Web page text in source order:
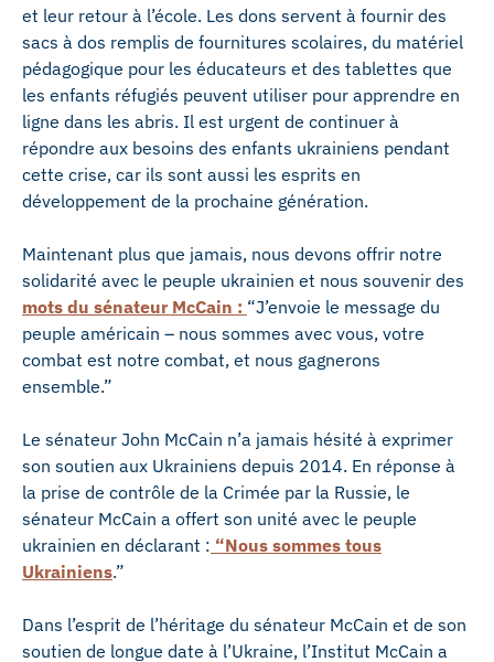
et leur retour à l’école. Les dons servent à fournir des
sacs à dos remplis de fournitures scolaires, du matériel
pédagogique pour les éducateurs et des tablettes que
les enfants réfugiés peuvent utiliser pour apprendre en
ligne dans les abris. Il est urgent de continuer à
répondre aux besoins des enfants ukrainiens pendant
cette crise, car ils sont aussi les esprits en
développement de la prochaine génération.
Maintenant plus que jamais, nous devons offrir notre
solidarité avec le peuple ukrainien et nous souvenir des
mots du sénateur McCain : “J’envoie le message du
peuple américain – nous sommes avec vous, votre
combat est notre combat, et nous gagnerons
ensemble.”
Le sénateur John McCain n’a jamais hésité à exprimer
son soutien aux Ukrainiens depuis 2014. En réponse à
la prise de contrôle de la Crimée par la Russie, le
sénateur McCain a offert son unité avec le peuple
ukrainien en déclarant : “Nous sommes tous
Ukrainiens.”
Dans l’esprit de l’héritage du sénateur McCain et de son
soutien de longue date à l’Ukraine, l’Institut McCain a